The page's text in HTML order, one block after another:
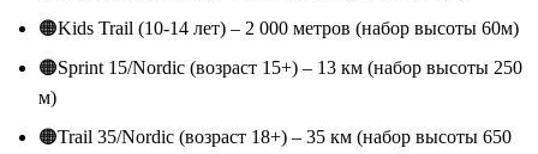
🟠Kids Trail (10-14 лет) – 2 000 метров (набор высоты 60м)
🟠Sprint 15/Nordic (возраст 15+) – 13 км (набор высоты 250
м)
🟠Trail 35/Nordic (возраст 18+) – 35 км (набор высоты 650